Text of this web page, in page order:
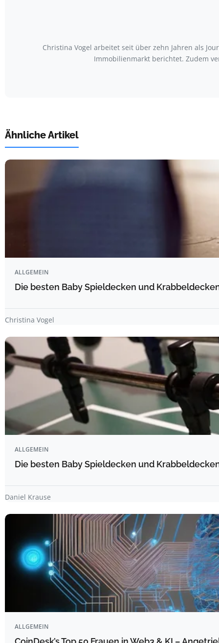
Christina Vogel arbeitet seit über zehn Jahren als
Immobilienmarkt berichtet. Zudem
Ähnliche Artikel
ALLGEMEIN
Die besten Baby Spieldecken und
Christina Vogel
ALLGEMEIN
Die besten Baby Spieldecken und
Daniel Krause
ALLGEMEIN